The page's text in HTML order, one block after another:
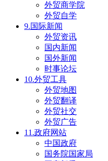
外贸商学院
外贸自学
9.国际新闻
外贸资讯
国内新闻
国外新闻
时事论坛
10.外贸工具
外贸地图
外贸翻译
外贸社交
外贸广告
11.政府网站
中国政府
国务院国家局